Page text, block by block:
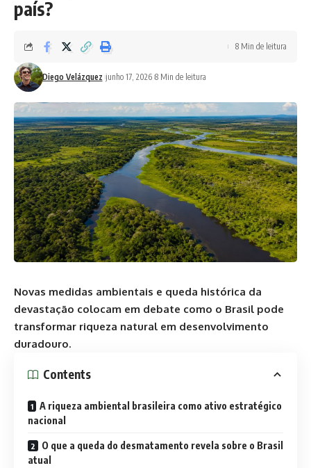
país?
Diego Velázquez junho 17, 2026 8 Min de leitura
8 Min de leitura
Novas medidas ambientais e queda histórica da
devastação colocam em debate como o Brasil pode
transformar riqueza natural em desenvolvimento
duradouro.
Contents
A riqueza ambiental brasileira como ativo estratégico
nacional
O que a queda do desmatamento revela sobre o Brasil
atual